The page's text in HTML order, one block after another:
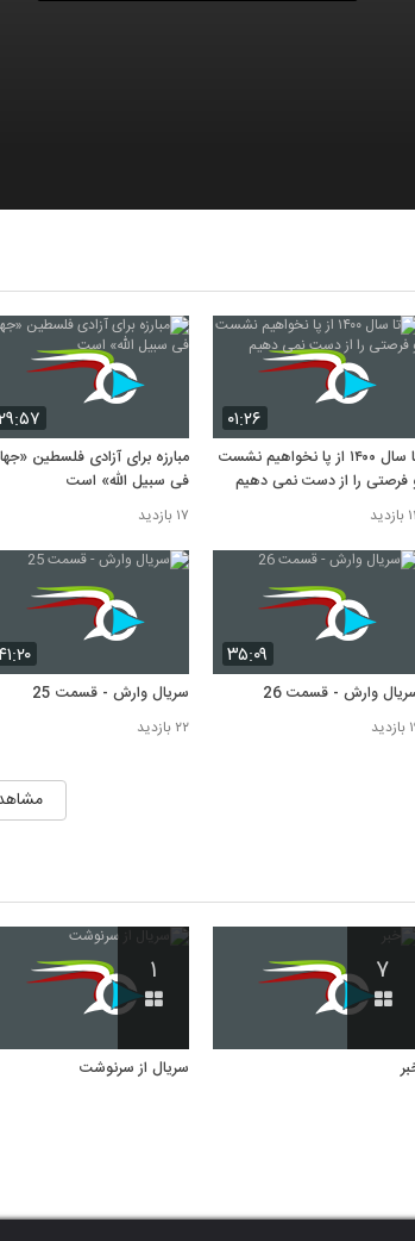
۰۱:۲۶
تا سال ۱۴۰۰ از پا نخواهیم نشست
فرصتی را از دست نمی دهیم
مبارزه برای آزادی فلسطین
فی سبیل اللّه» است
۱۷ بازدید
۳۵:۰۹
وارش - قسمت 26 سریال وارش - قسمت 25
۲۲ بازدید
۷ ۱
سریال از سرنوشت